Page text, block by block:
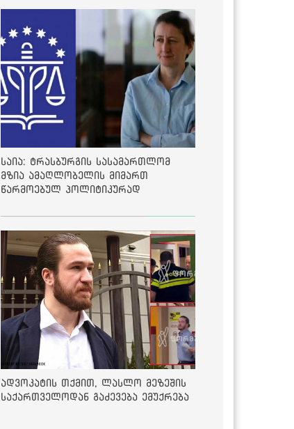
საია: ტრასბურგის სასამართლომ
მზია ამაღლობელის მიმართ
წარმოებულ პოლიტიკურად
მეოთხე საჩივარი დაარეგისტრირა
ადვოკატის თქმით, ლასლო მეზეშის
საქართველოდან გაძევება ემუქრება